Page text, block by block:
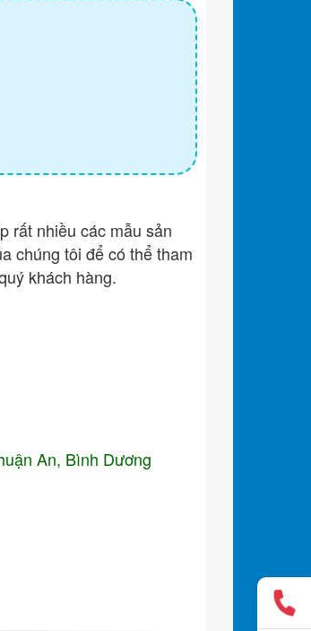
rất nhiều các mẫu sản
chúng tôi để có thể tham
khách hàng.
An, Bình Dương